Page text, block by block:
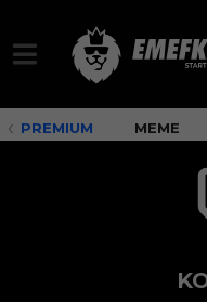
PREMIUM MEME